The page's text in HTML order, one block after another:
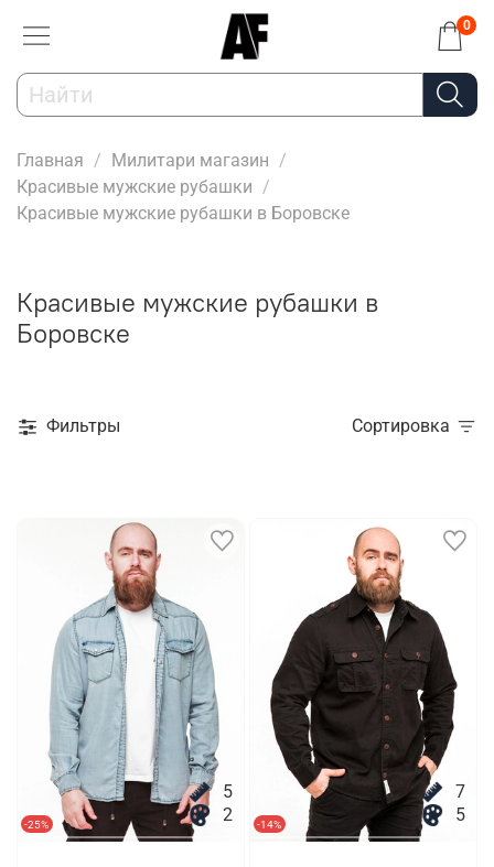
0
Главная
Милитари магазин
Красивые мужские рубашки
Красивые мужские рубашки в Боровске
Красивые мужские рубашки в
Боровске
Фильтры Сортировка
-25%
5
2
-14%
7
5